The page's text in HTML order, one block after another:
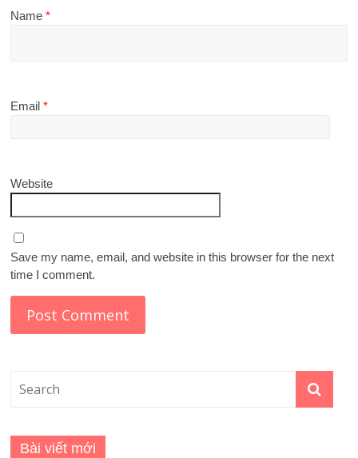
Name*
Email*
Website
Save my name, email, and website in this browser for the next
time I comment.
Bài viết mới